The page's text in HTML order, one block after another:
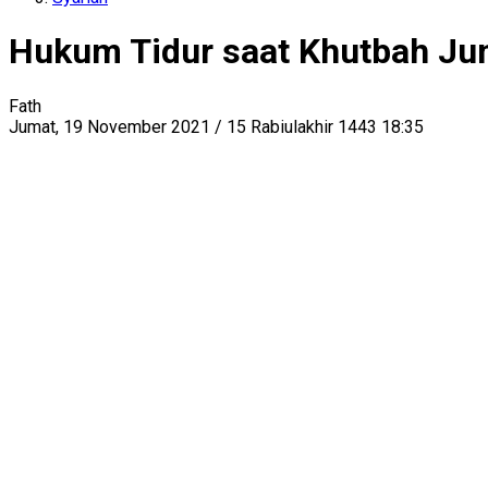
Hukum Tidur saat Khutbah
Fath
Jumat, 19 November 2021 / 15 Rabiulakhir 1443 18:35